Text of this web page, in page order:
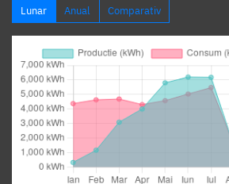
Lunar Anual Comparativ